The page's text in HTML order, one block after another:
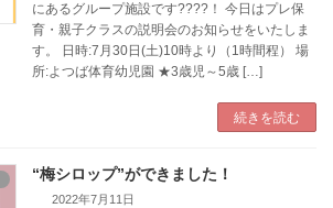
にあるグループ施設です????！ 今日はプレ保
育・親子クラスの説明会のお知らせをいたしま
す。 日時:7月30日(土)10時より（1時間程） 場
所:よつば体育幼児園 ★3歳児～5歳 […]
続きを読む
“梅シロップ”ができました！
2022年7月11日